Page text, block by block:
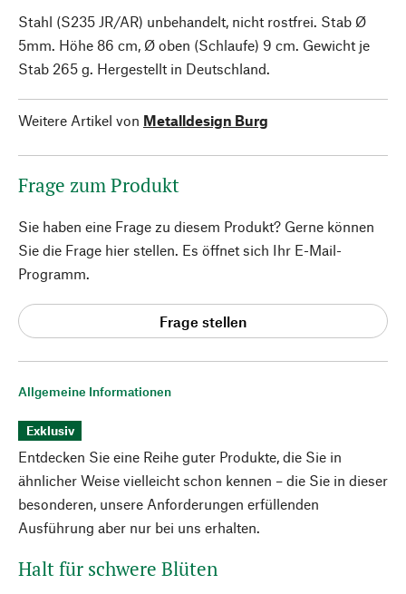
Allgemeine Informationen
Exklusiv
Entdecken Sie eine Reihe guter Produkte, die Sie in
ähnlicher Weise vielleicht schon kennen – die Sie in dieser
besonderen, unsere Anforderungen erfüllenden
Ausführung aber nur bei uns erhalten.
Halt für schwere Blüten
Stahl (S235 JR/AR) unbehandelt, nicht rostfrei. Stab Ø
5mm. Höhe 86 cm, Ø oben (Schlaufe) 9 cm. Gewicht je
Stab 265 g. Hergestellt in Deutschland.
Weitere Artikel von Metalldesign Burg
Frage zum Produkt
Sie haben eine Frage zu diesem Produkt? Gerne können
Sie die Frage hier stellen. Es öffnet sich Ihr E-Mail-
Programm.
Frage stellen